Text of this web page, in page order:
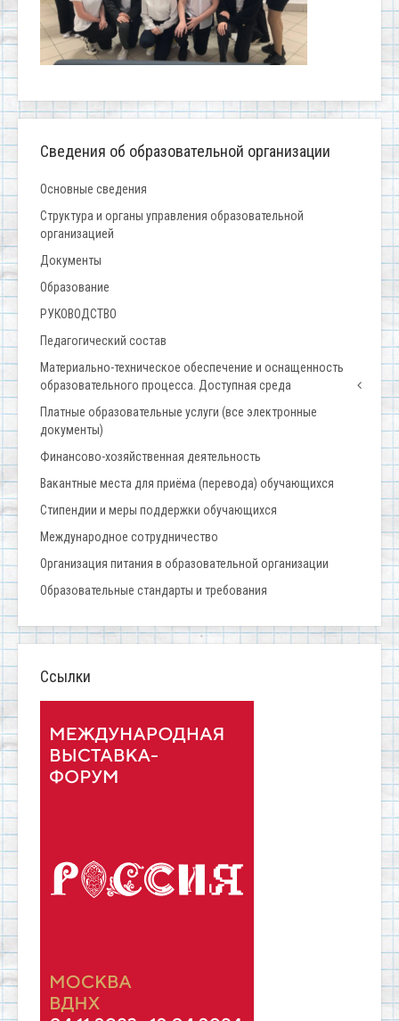
Сведения об образовательной организации
Основные сведения
Структура и органы управления образовательной
организацией
Документы
Образование
РУКОВОДСТВО
Педагогический состав
Материально-техническое обеспечение и оснащенность
образовательного процесса. Доступная среда
Платные образовательные услуги (все электронные
документы)
Финансово-хозяйственная деятельность
Вакантные места для приёма (перевода) обучающихся
Стипендии и меры поддержки обучающихся
Международное сотрудничество
Организация питания в образовательной организации
Образовательные стандарты и требования
Ссылки